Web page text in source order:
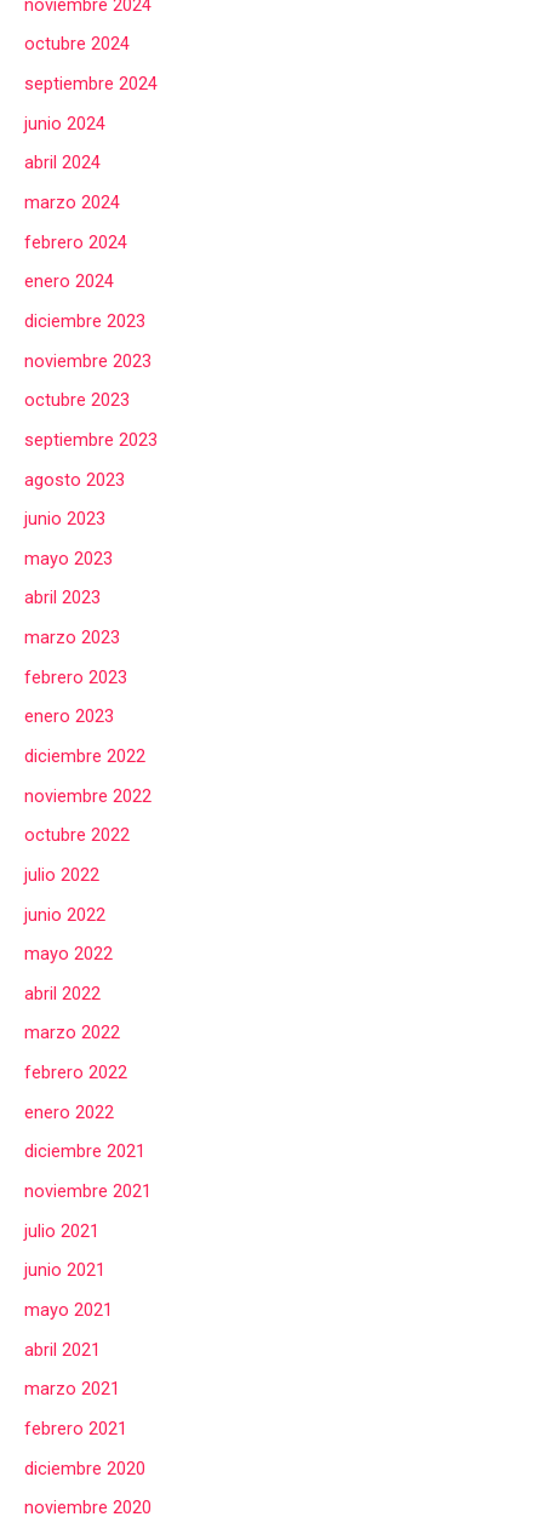
noviembre 2024
octubre 2024
septiembre 2024
junio 2024
abril 2024
marzo 2024
febrero 2024
enero 2024
diciembre 2023
noviembre 2023
octubre 2023
septiembre 2023
agosto 2023
junio 2023
mayo 2023
abril 2023
marzo 2023
febrero 2023
enero 2023
diciembre 2022
noviembre 2022
octubre 2022
julio 2022
junio 2022
mayo 2022
abril 2022
marzo 2022
febrero 2022
enero 2022
diciembre 2021
noviembre 2021
julio 2021
junio 2021
mayo 2021
abril 2021
marzo 2021
febrero 2021
diciembre 2020
noviembre 2020